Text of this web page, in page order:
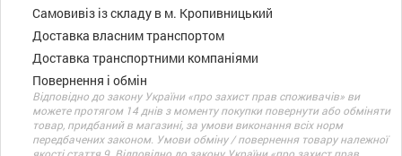
Самовивіз із складу в м. Кропивницький
Доставка власним транспортом
Доставка транспортними компаніями
Повернення і обмін
Відповідно до закону України «про захист прав споживачів» ви
можете протягом 14 днів з моменту покупки повернути або обміняти
товар, придбаний в магазині, за умови виконання всіх норм
передбачених законом. Умови обміну / повернення товару належної